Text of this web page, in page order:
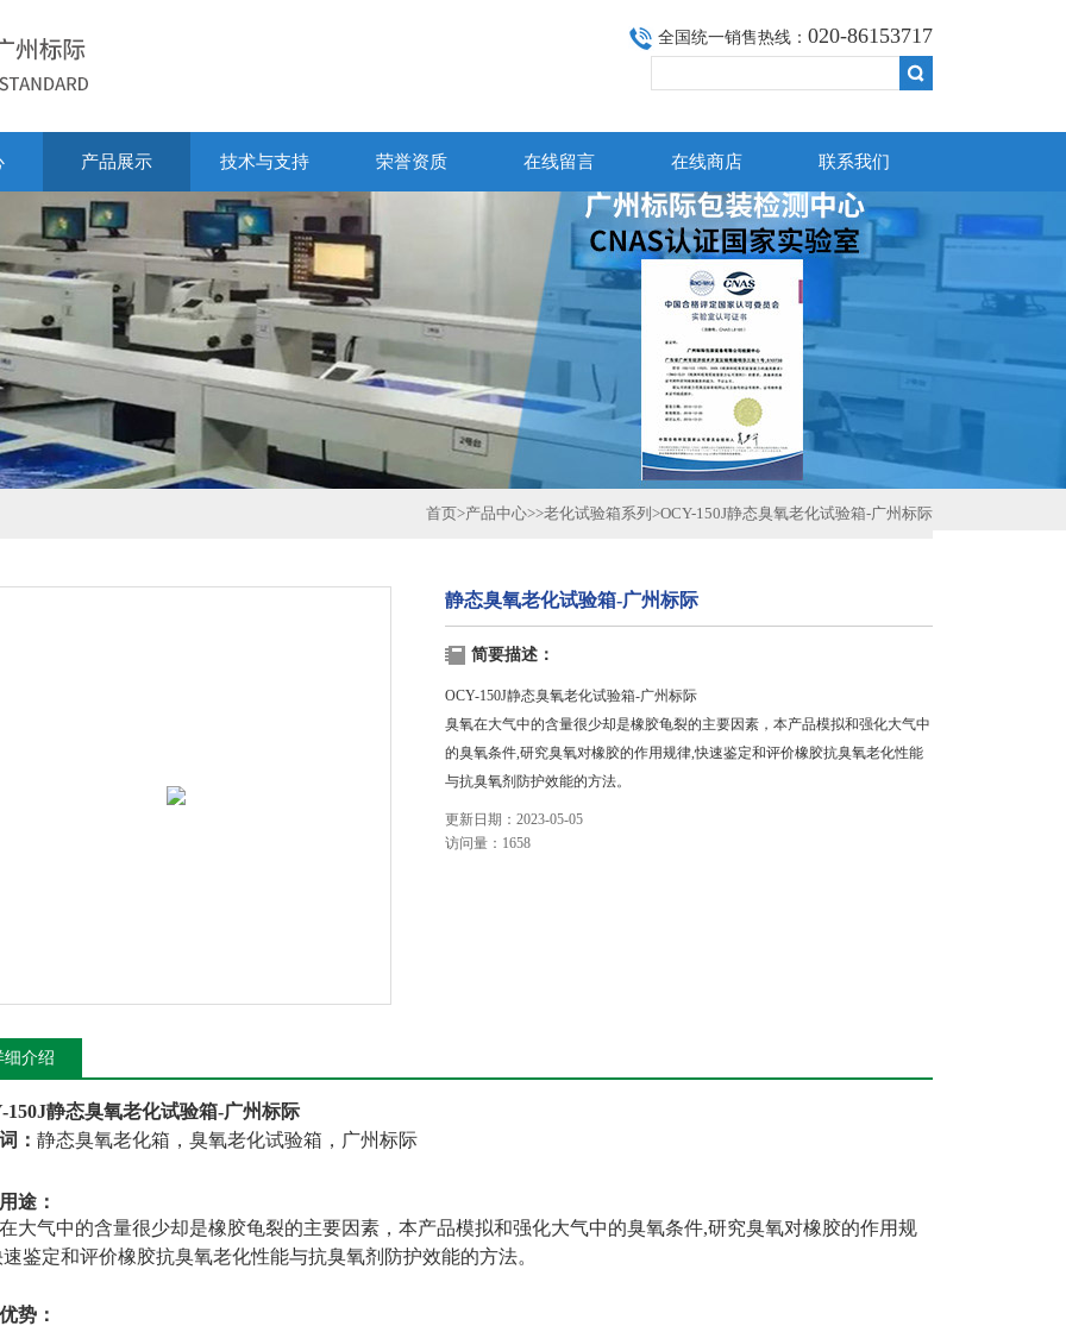
全国统一销售热线： 020-86153717
产品展示 技术与支持 荣誉资质 在线留言 在线商店 联系我们
首页>产品中心>>老化试验箱系列 >OCY-150J静态臭氧老化试验箱-广州标际
静态臭氧老化试验箱-广州标际
简要描述：
OCY-150J静态臭氧老化试验箱-广州标际
臭氧在大气中的含量很少却是橡胶龟裂的主要因素，本产品模拟和强化大气中
的臭氧条件,研究臭氧对橡胶的作用规律,快速鉴定和评价橡胶抗臭氧老化性能
与抗臭氧剂防护效能的方法。
更新日期：2023-05-05
访问量：1658
细介绍
150J静态臭氧老化试验箱-广州标际
： 静态臭氧老化箱，臭氧老化试验箱，广州标际
途：
大气中的含量很少却是橡胶龟裂的主要因素，本产品模拟和强化大气中的臭氧条件,研究臭氧对橡胶的作用规
速鉴定和评价橡胶抗臭氧老化性能与抗臭氧剂防护效能的方法。
势：